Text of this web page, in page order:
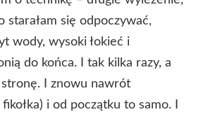
starałam się odpoczywać,
wody, wysoki łokieć i
do końca. I tak kilka razy, a
I znowu nawrót
i od początku to samo. I